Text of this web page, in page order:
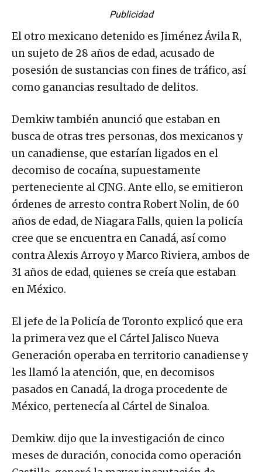
Publicidad
El otro mexicano detenido es Jiménez Ávila R,
un sujeto de 28 años de edad, acusado de
posesión de sustancias con fines de tráfico, así
como ganancias resultado de delitos.
Demkiw también anunció que estaban en
busca de otras tres personas, dos mexicanos y
un canadiense, que estarían ligados en el
decomiso de cocaína, supuestamente
perteneciente al CJNG. Ante ello, se emitieron
órdenes de arresto contra Robert Nolin, de 60
años de edad, de Niagara Falls, quien la policía
cree que se encuentra en Canadá, así como
contra Alexis Arroyo y Marco Riviera, ambos de
31 años de edad, quienes se creía que estaban
en México.
El jefe de la Policía de Toronto explicó que era
la primera vez que el Cártel Jalisco Nueva
Generación operaba en territorio canadiense y
les llamó la atención, que, en decomisos
pasados en Canadá, la droga procedente de
México, pertenecía al Cártel de Sinaloa.
Demkiw. dijo que la investigación de cinco
meses de duración, conocida como operación